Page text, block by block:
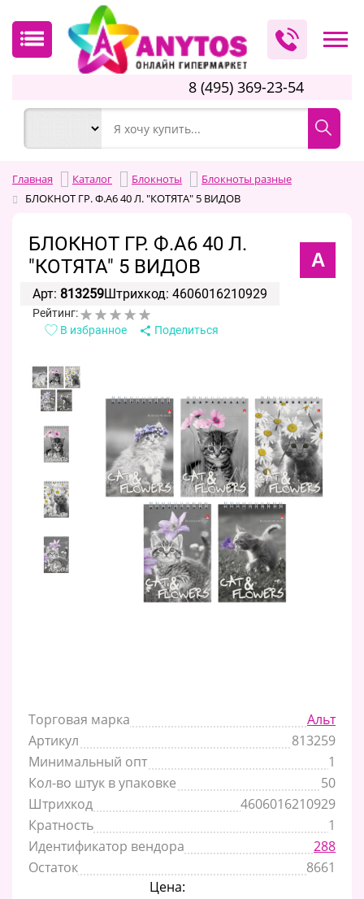
8 (495) 369-23-54
Главная Каталог Блокноты
Блокноты разные
БЛОКНОТ ГР. Ф.А6 40 Л. "КОТЯТА" 5 ВИДОВ
БЛОКНОТ ГР. Ф.А6 40 Л.
"КОТЯТА" 5 ВИДОВ
А
Арт: 813259Штрихкод: 4606016210929
Рейтинг:
В избранное
Поделиться
Торговая марка
Альт
Артикул
813259
Минимальный опт
1
Кол-во штук в упаковке
50
Штрихкод
4606016210929
Кратность
1
Идентификатор вендора
288
Остаток
8661
Цена: